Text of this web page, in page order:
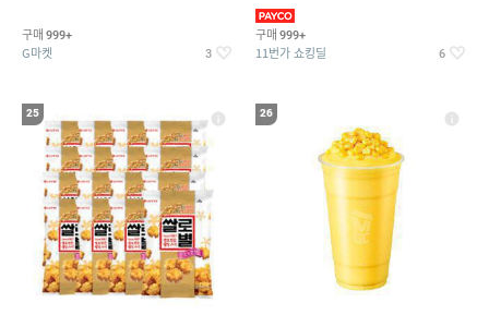
티커 세트
구매 999+
G마켓 3
구매 999+
11번가 쇼킹딜 6
25 26